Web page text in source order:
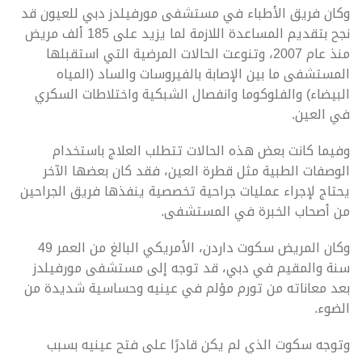
وكان فريق الأطباء في مستشفى مورفيلدز دبي للعيون قد
نجح بتقديم المساعدة اللازمة لما يزيد على 185 ألف مريض
منذ عام 2007، وتنوعت الحالات المرضية التي استقبلها
المستشفى ما بين الإصابة بالفيروسات والساد (المياه
البيضاء) والفلوكوما وانفصال الشبكية واختلاطات السكري
في العين.
وفيما كانت بعض هذه الحالات تتطلب العلاج باستخدام
الوصفات الطبية مثل قطرة العين، فقد كان بعضها الآخر
يحتاج لإجراء عمليات جراحية تخصصية ينفذها فريق الجراحين
من أصحاب الخبرة في المستشفى.
وكان المريض سكوت داردن، الأمريكي البالغ من العمر 49
سنة والمقيم في دبي، قد توجه إلى مستشفى مورفيلدز
بعد معاناته من تورم مؤلم في عينيه وحساسية شديدة من
الضوء.
وتوجه سكوت الذي لم يكن قادرًا على فتح عينيه بسبب